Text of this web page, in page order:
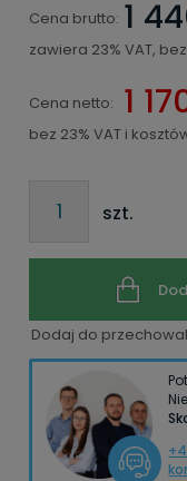
Cena brutto: 1
zawiera 23% VAT,
Cena netto: 1
bez 23% VAT i
szt.
Dodaj do